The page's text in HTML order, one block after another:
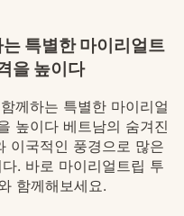
특별한 마이리얼트
을 높이다
께하는 특별한 마이리얼
높이다 베트남의 숨겨진
이국적인 풍경으로 많은
. 바로 마이리얼트립 투
함께해보세요.